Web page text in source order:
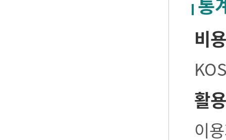
비
활
이